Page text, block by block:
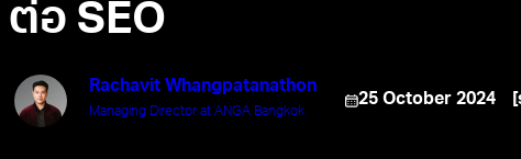
ต่อ SEO
Rachavit Whangpatanathon
Managing Director at ANGA Bangkok
25 October 2024